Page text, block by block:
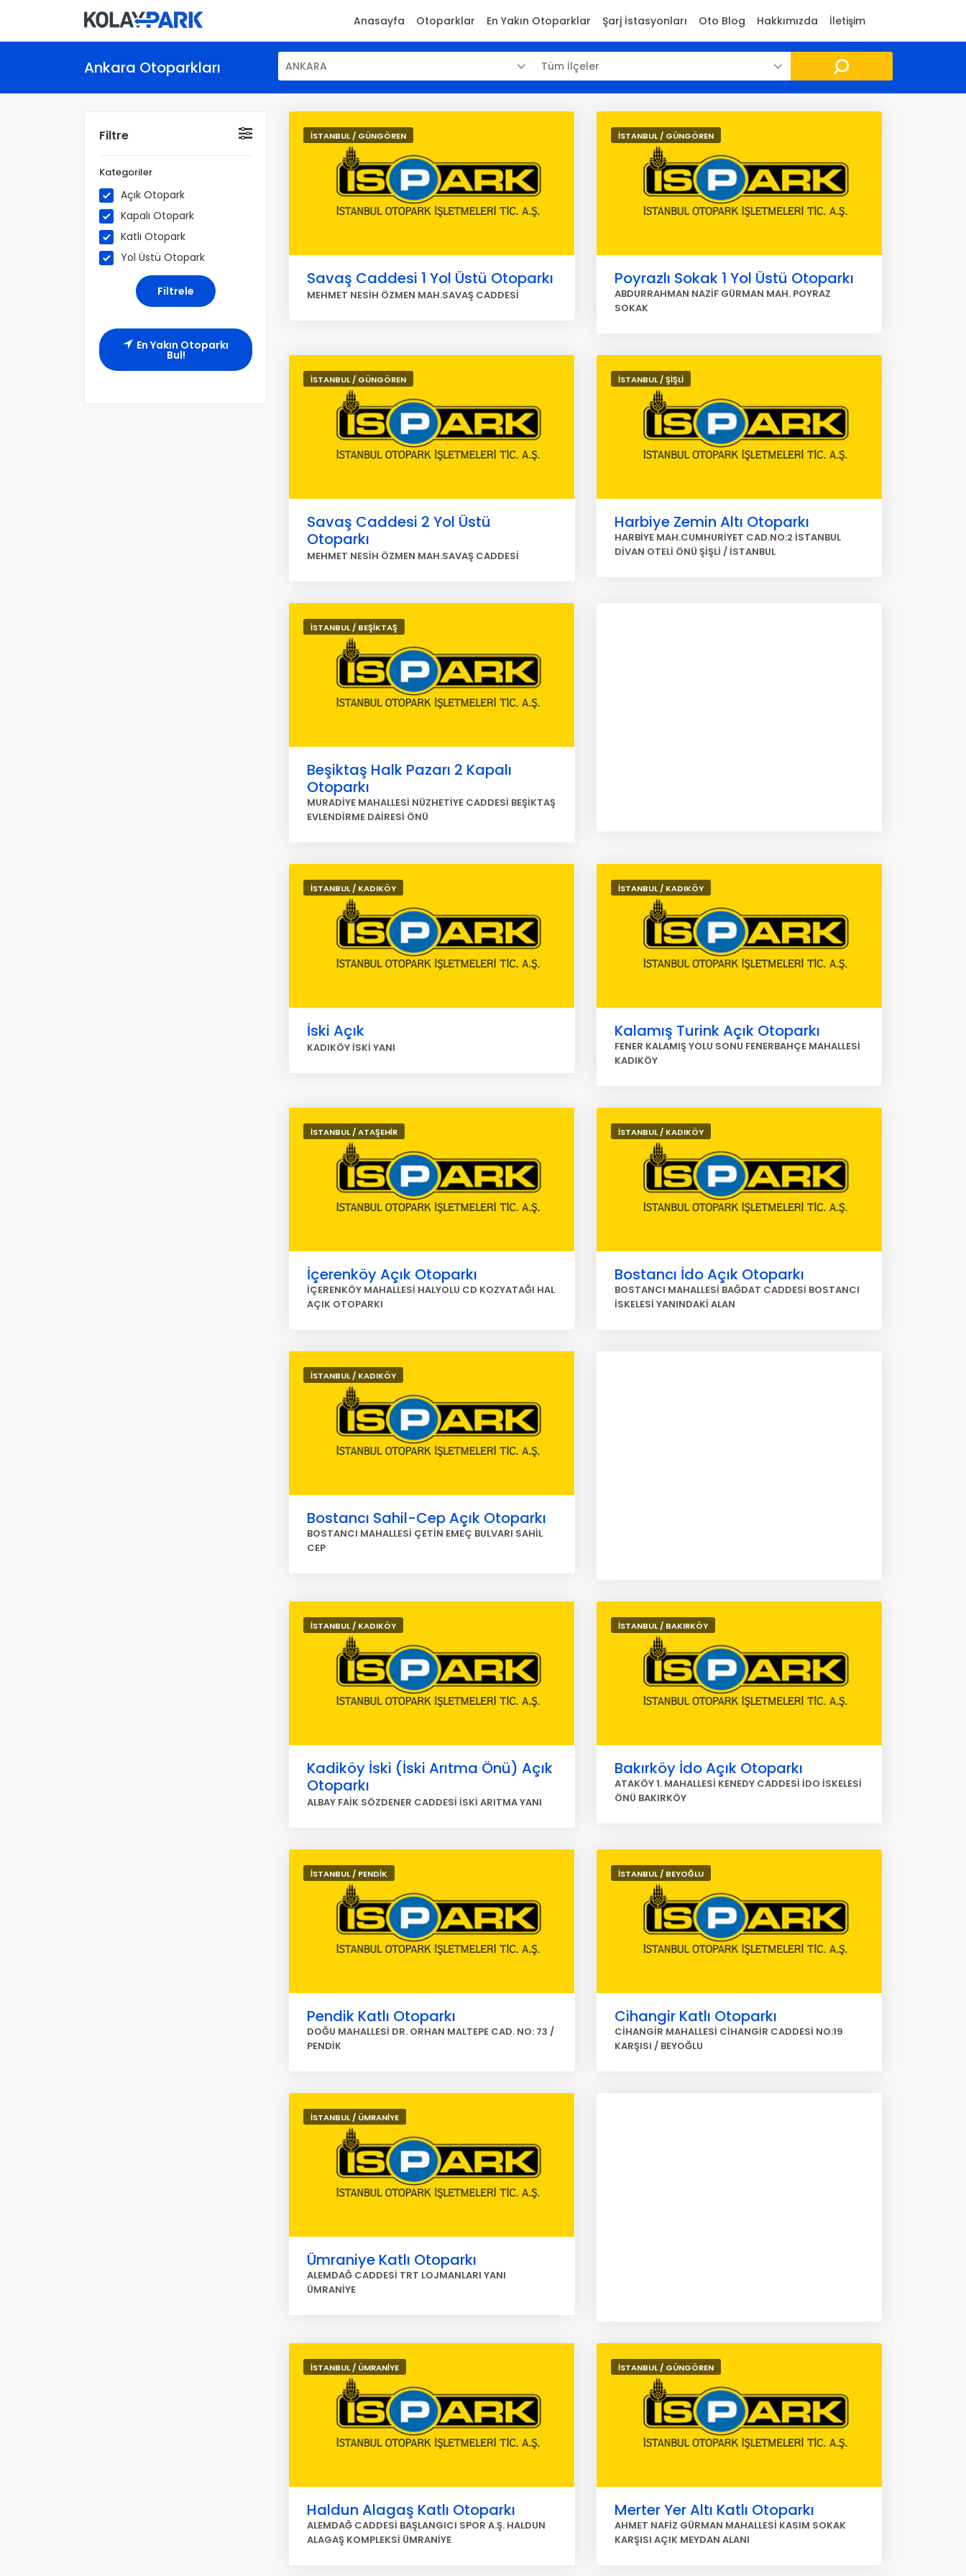
Anasayfa Otoparklar En Yakın Otoparklar Şarj İstasyonları Oto Blog Hakkımızda İletişim
Ankara Otoparkları ANKARA Tüm İlçeler
Filtre
Kategoriler
Açık Otopark
Kapalı Otopark
Katlı Otopark
Yol Üstü Otopark
En Yakın Otoparkı
Bul!
İSTANBUL / GÜNGÖREN
Savaş Caddesi 1 Yol Üstü Otoparkı
MEHMET NESİH ÖZMEN MAH.SAVAŞ CADDESİ
İSTANBUL / GÜNGÖREN
Poyrazlı Sokak 1 Yol Üstü Otoparkı
ABDURRAHMAN NAZİF GÜRMAN MAH. POYRAZ
SOKAK
İSTANBUL / GÜNGÖREN
Savaş Caddesi 2 Yol Üstü
Otoparkı
MEHMET NESİH ÖZMEN MAH.SAVAŞ CADDESİ
İSTANBUL / ŞİŞLİ
Harbiye Zemin Altı Otoparkı
HARBİYE MAH.CUMHURİYET CAD.NO:2 İSTANBUL
DİVAN OTELİ ÖNÜ ŞİŞLİ / İSTANBUL
İSTANBUL / BEŞİKTAŞ
Beşiktaş Halk Pazarı 2 Kapalı
Otoparkı
MURADİYE MAHALLESİ NÜZHETİYE CADDESİ BEŞİKTAŞ
EVLENDİRME DAİRESİ ÖNÜ
İSTANBUL / KADIKÖY
İski Açık
KADIKÖY İSKİ YANI
İSTANBUL / KADIKÖY
Kalamış Turink Açık Otoparkı
FENER KALAMIŞ YOLU SONU FENERBAHÇE MAHALLESİ
KADIKÖY
İSTANBUL / ATAŞEHİR
İçerenköy Açık Otoparkı
İÇERENKÖY MAHALLESİ HALYOLU CD KOZYATAĞI HAL
AÇIK OTOPARKI
İSTANBUL / KADIKÖY
Bostancı İdo Açık Otoparkı
BOSTANCI MAHALLESİ BAĞDAT CADDESİ BOSTANCI
İSKELESİ YANINDAKİ ALAN
İSTANBUL / KADIKÖY
Bostancı Sahil-Cep Açık Otoparkı
BOSTANCI MAHALLESİ ÇETİN EMEÇ BULVARI SAHİL
CEP
İSTANBUL / KADIKÖY
Kadiköy İski (İski Arıtma Önü) Açık
Otoparkı
ALBAY FAİK SÖZDENER CADDESİ İSKİ ARITMA YANI
İSTANBUL / BAKIRKÖY
Bakırköy İdo Açık Otoparkı
ATAKÖY 1. MAHALLESİ KENEDY CADDESİ İDO İSKELESİ
ÖNÜ BAKIRKÖY
İSTANBUL / PENDİK
Pendik Katlı Otoparkı
DOĞU MAHALLESİ DR. ORHAN MALTEPE CAD. NO: 73 /
PENDİK
İSTANBUL / BEYOĞLU
Cihangir Katlı Otoparkı
CİHANGİR MAHALLESİ CİHANGİR CADDESİ NO:19
KARŞISI / BEYOĞLU
İSTANBUL / ÜMRANİYE
Ümraniye Katlı Otoparkı
ALEMDAĞ CADDESİ TRT LOJMANLARI YANI
ÜMRANİYE
İSTANBUL / ÜMRANİYE
Haldun Alagaş Katlı Otoparkı
ALEMDAĞ CADDESİ BAŞLANGICI SPOR A.Ş. HALDUN
ALAGAŞ KOMPLEKSİ ÜMRANİYE
İSTANBUL / GÜNGÖREN
Merter Yer Altı Katlı Otoparkı
AHMET NAFİZ GÜRMAN MAHALLESİ KASIM SOKAK
KARŞISI AÇIK MEYDAN ALANI